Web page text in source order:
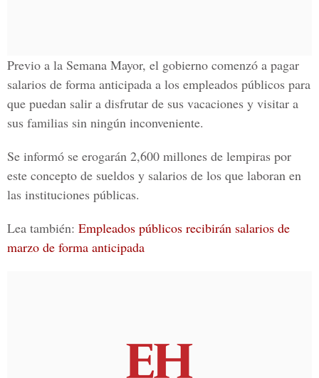
Previo a la Semana Mayor, el gobierno comenzó a pagar
salarios de forma anticipada a los empleados públicos para
que puedan salir a disfrutar de sus vacaciones y visitar a
sus familias sin ningún inconveniente.
Se informó se erogarán 2,600 millones de lempiras por
este concepto de sueldos y salarios de los que laboran en
las instituciones públicas.
Lea también: Empleados públicos recibirán salarios de
marzo de forma anticipada